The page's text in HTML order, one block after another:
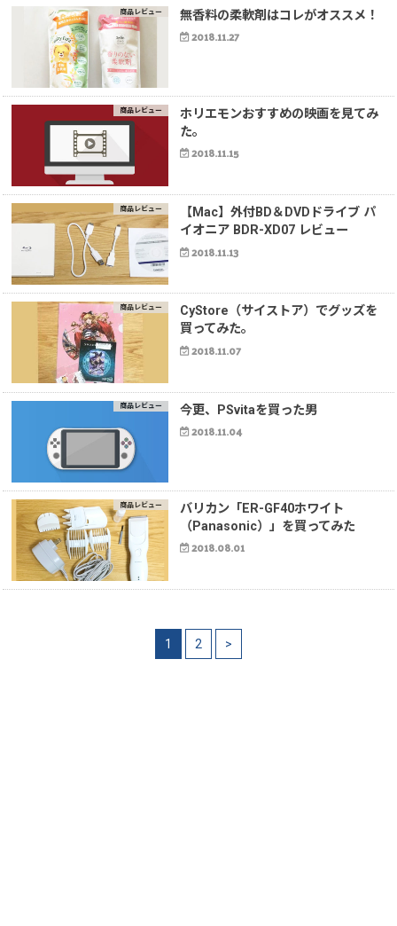
商品レビュー 無香料の柔軟剤はコレがオススメ！
2018.11.27
商品レビュー
ホリエモンおすすめの映画を見てみ
た。
2018.11.15
商品レビュー
【Mac】外付BD＆DVDドライブ パ
イオニア BDR-XD07 レビュー
2018.11.13
商品レビュー
CyStore（サイストア）でグッズを
買ってみた。
2018.11.07
商品レビュー 今更、PSvitaを買った男
2018.11.04
商品レビュー
バリカン「ER-GF40ホワイト
（Panasonic）」を買ってみた
2018.08.01
1 2 >